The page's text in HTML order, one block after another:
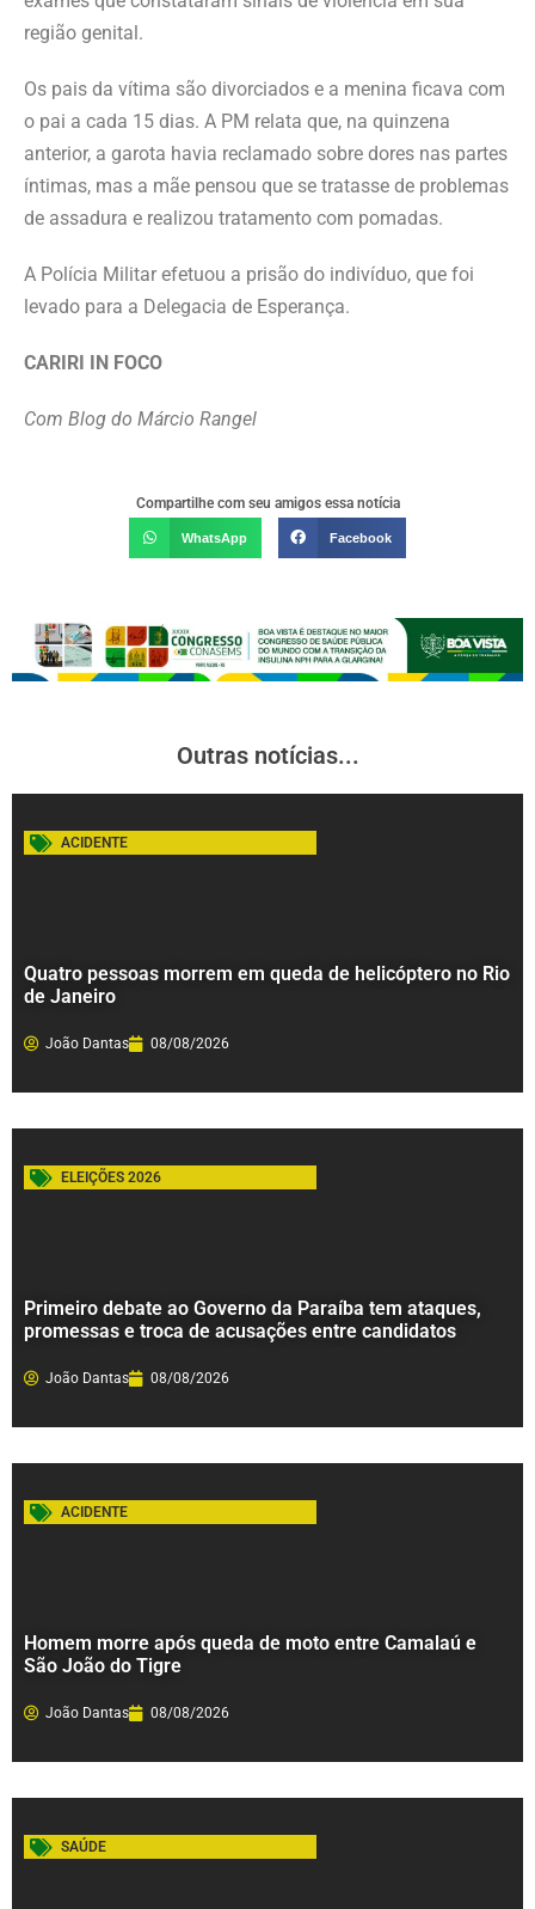
região genital.
Os pais da vítima são divorciados e a menina ficava com
o pai a cada 15 dias. A PM relata que, na quinzena
anterior, a garota havia reclamado sobre dores nas partes
íntimas, mas a mãe pensou que se tratasse de problemas
de assadura e realizou tratamento com pomadas.
A Polícia Militar efetuou a prisão do indivíduo, que foi
levado para a Delegacia de Esperança.
CARIRI IN FOCO
Com Blog do Márcio Rangel
Compartilhe com seu amigos essa notícia
WhatsApp Facebook
Outras notícias...
ACIDENTE
Quatro pessoas morrem em queda de helicóptero no Rio
de Janeiro
João Dantas 08/08/2026
ELEIÇÕES 2026
Primeiro debate ao Governo da Paraíba tem ataques,
promessas e troca de acusações entre candidatos
João Dantas 08/08/2026
ACIDENTE
Homem morre após queda de moto entre Camalaú e
São João do Tigre
João Dantas 08/08/2026
SAÚDE